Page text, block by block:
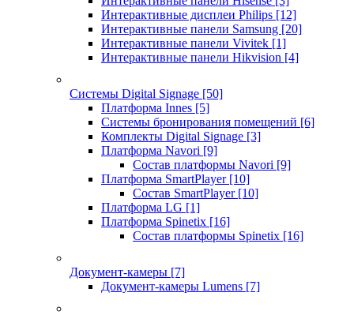
Интерактивные дисплеи Philips [12]
Интерактивные панели Samsung [20]
Интерактивные панели Vivitek [1]
Интерактивные панели Hikvision [4]
Системы Digital Signage [50]
Платформа Innes [5]
Системы бронирования помещений [6]
Комплекты Digital Signage [3]
Платформа Navori [9]
Состав платформы Navori [9]
Платформа SmartPlayer [10]
Состав SmartPlayer [10]
Платформа LG [1]
Платформа Spinetix [16]
Состав платформы Spinetix [16]
Документ-камеры [7]
Документ-камеры Lumens [7]